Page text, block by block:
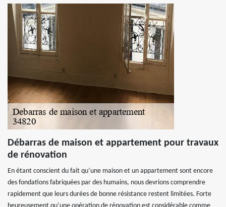
Débarras de maison et appartement pour travaux
de rénovation
En étant conscient du fait qu’une maison et un appartement sont encore
des fondations fabriquées par des humains, nous devrions comprendre
rapidement que leurs durées de bonne résistance restent limitées. Forte